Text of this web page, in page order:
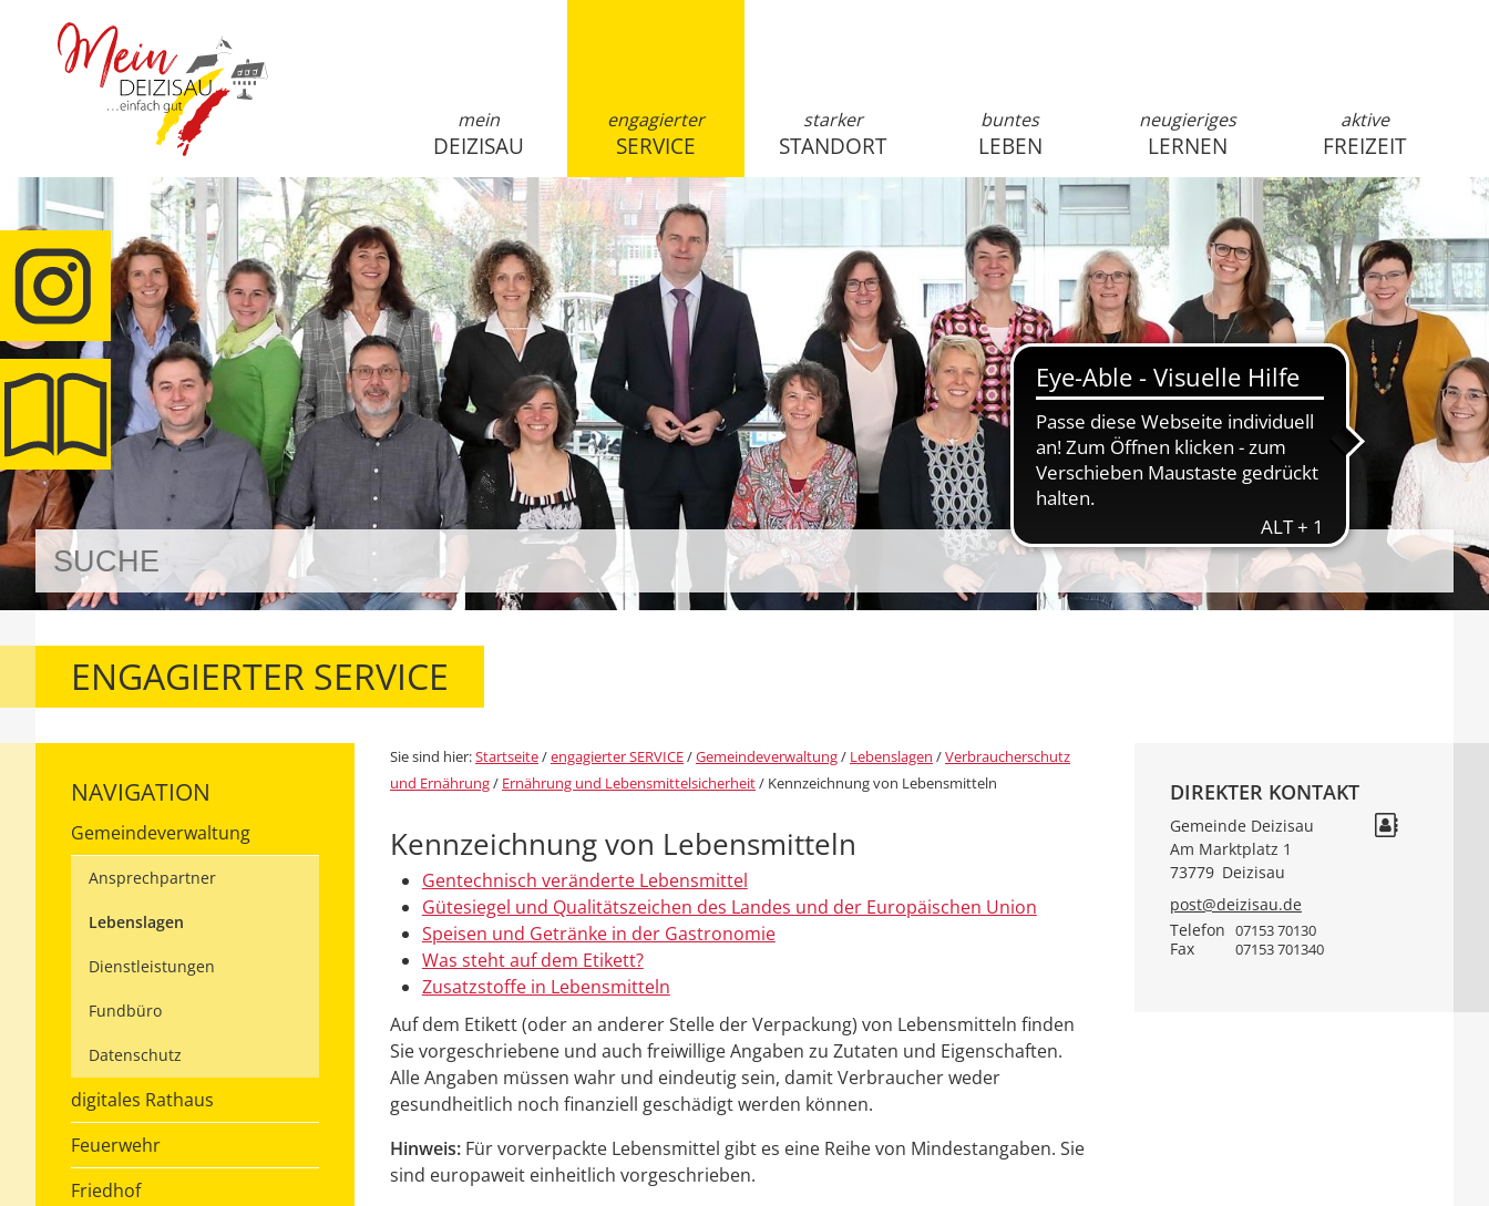
anmelden
mein
DEIZISAU
engagierter
SERVICE
starker
STANDORT
buntes
LEBEN
neugieriges
LERNEN
aktive
FREIZEIT
ENGAGIERTER SERVICE
NAVIGATION
Gemeindeverwaltung
Ansprechpartner
Lebenslagen
Dienstleistungen
Fundbüro
Datenschutz
digitales Rathaus
Feuerwehr
Friedhof
Sie sind hier:Startseite/engagierter SERVICE/Gemeindeverwaltung/ Lebenslagen /Verbraucherschutz
und Ernährung/ Ernährung und Lebensmittelsicherheit/ Kennzeichnung von Lebensmitteln
Kennzeichnung von Lebensmitteln
Gentechnisch veränderte Lebensmittel
Gütesiegel und Qualitätszeichen des Landes und der Europäischen Union
Speisen und Getränke in der Gastronomie
Was steht auf dem Etikett?
Zusatzstoffe in Lebensmitteln
Auf dem Etikett (oder an anderer Stelle der Verpackung) von Lebensmitteln finden
Sie vorgeschriebene und auch freiwillige Angaben zu Zutaten und Eigenschaften.
Alle Angaben müssen wahr und eindeutig sein, damit Verbraucher weder
gesundheitlich noch finanziell geschädigt werden können.
Hinweis: Für vorverpackte Lebensmittel gibt es eine Reihe von Mindestangaben. Sie
sind europaweit einheitlich vorgeschrieben.
DIREKTER KONTAKT
Gemeinde Deizisau
Am Marktplatz 1
73779 Deizisau
post@deizisau.de
Telefon 07153 70130
Fax 07153 701340